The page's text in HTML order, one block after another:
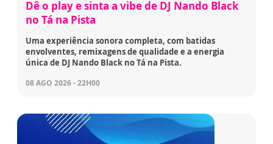
Dê o play e sinta a vibe de DJ Nando Black
no Tá na Pista
Uma experiência sonora completa, com batidas
envolventes, remixagens de qualidade e a energia
única de DJ Nando Black no Tá na Pista.
08 AGO 2026 - 22H00